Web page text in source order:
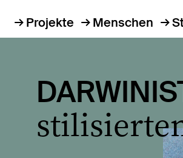
Projekte Menschen